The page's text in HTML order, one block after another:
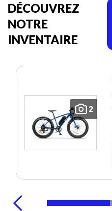
DÉCOUVREZ
NOTRE
INVENTAIRE
2